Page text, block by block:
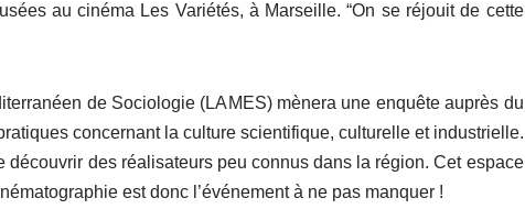
au cinéma Les Variétés, à Marseille. “On se réjouit de cette
de Sociologie (LAMES) mènera une enquête auprès du
concernant la culture scientifique, culturelle et industrielle.
découvrir des réalisateurs peu connus dans la région. Cet espace
est donc l’événement à ne pas manquer !